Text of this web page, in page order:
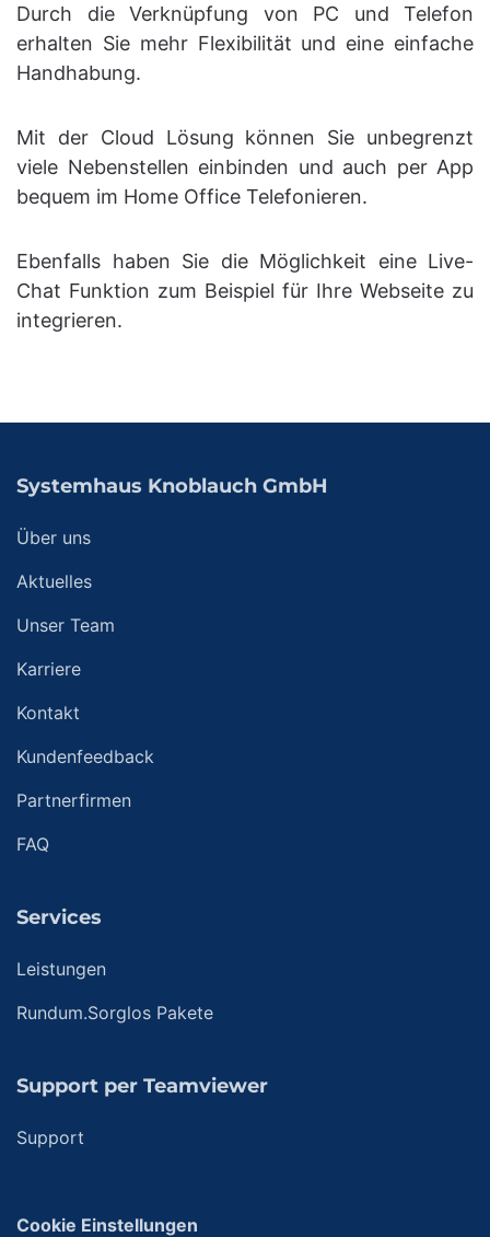
Durch die Verknüpfung von PC und Telefon
erhalten Sie mehr Flexibilität und eine einfache
Handhabung.
Mit der Cloud Lösung können Sie unbegrenzt
viele Nebenstellen einbinden und auch per App
bequem im Home Office Telefonieren.
Ebenfalls haben Sie die Möglichkeit eine Live-
Chat Funktion zum Beispiel für Ihre Webseite zu
integrieren.
Systemhaus Knoblauch GmbH
Über uns
Aktuelles
Unser Team
Karriere
Kontakt
Kundenfeedback
Partnerfirmen
FAQ
Services
Leistungen
Rundum.Sorglos Pakete
Support per Teamviewer
Support
Cookie Einstellungen